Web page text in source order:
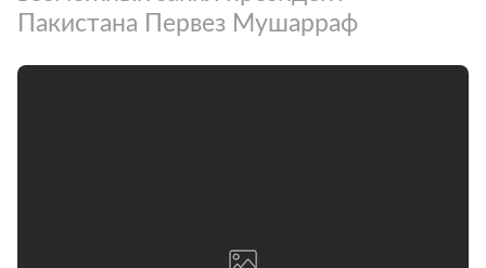
Пакистана Первез Мушарраф